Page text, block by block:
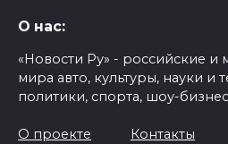
О нас:
«Новости Ру» - российские и
мира авто, культуры, науки и
политики, спорта, шоу-
О проекте Контакты